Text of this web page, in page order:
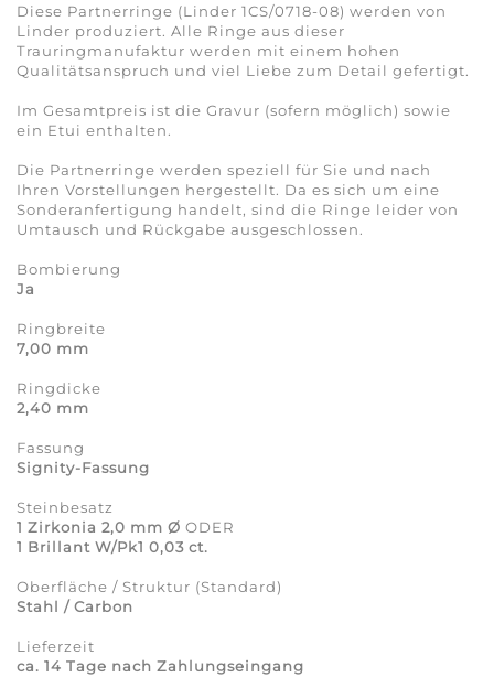
Diese Partnerringe (Linder 1CS/0718-08) werden von
Linder produziert. Alle Ringe aus dieser
Trauringmanufaktur werden mit einem hohen
Qualitätsanspruch und viel Liebe zum Detail gefertigt.
Im Gesamtpreis ist die Gravur (sofern möglich) sowie
ein Etui enthalten.
Die Partnerringe werden speziell für Sie und nach
Ihren Vorstellungen hergestellt. Da es sich um eine
Sonderanfertigung handelt, sind die Ringe leider von
Umtausch und Rückgabe ausgeschlossen.
Bombierung
Ja
Ringbreite
7,00 mm
Ringdicke
2,40 mm
Fassung
Signity-Fassung
Steinbesatz
1 Zirkonia 2,0 mm Ø ODER
1 Brillant W/Pk1 0,03 ct.
Oberfläche / Struktur (Standard)
Stahl / Carbon
Lieferzeit
ca. 14 Tage nach Zahlungseingang